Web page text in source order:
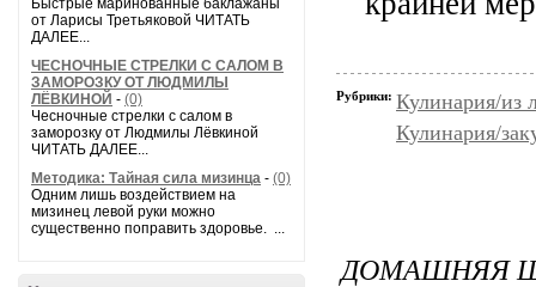
Быстрые маринованные баклажаны
от Ларисы Третьяковой ЧИТАТЬ
ДАЛЕЕ...
ЧЕСНОЧНЫЕ СТРЕЛКИ С САЛОМ В
ЗАМОРОЗКУ ОТ ЛЮДМИЛЫ
ЛЁВКИНОЙ - (0)
Чесночные стрелки с салом в
заморозку от Людмилы Лёвкиной
ЧИТАТЬ ДАЛЕЕ...
Методика: Тайная сила мизинца - (0)
Одним лишь воздействием на
мизинец левой руки можно
существенно поправить здоровье. ...
Рубрики: Кулинария/из
Кулинария/
ДОМАШНЯЯ